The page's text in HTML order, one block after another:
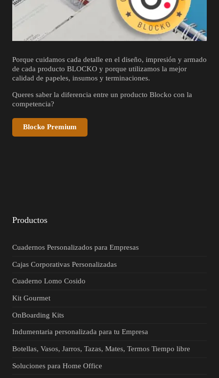
Porque cuidamos cada detalle en el diseño, impresión y armado
de cada producto BLOCKO y porque utilizamos la mejor
calidad de papeles, insumos y terminaciones.
Queres saber la diferencia entre un producto Blocko con la
competencia?
Blocko Premium
Productos
Cuadernos Personalizados para Empresas
Cajas Corporativas Personalizadas
Cuaderno Lomo Cosido
Kit Gourmet
OnBoarding Kits
Indumentaria personalizada para tu Empresa
Botellas, Vasos, Jarros, Tazas, Mates, Termos Tiempo libre
Soluciones para Home Office